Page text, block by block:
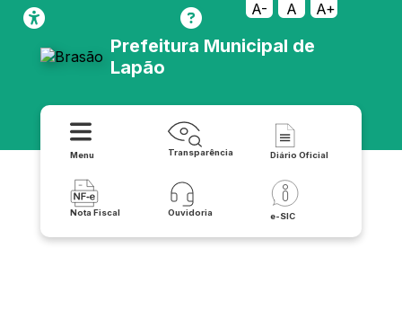
A- A A+
Prefeitura Municipal de
Lapão
Menu Transparência Diário Oficial
Nota Fiscal Ouvidoria e-SIC